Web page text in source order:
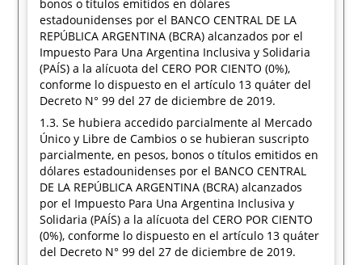
bonos o títulos emitidos en dólares
estadounidenses por el BANCO CENTRAL DE LA
REPÚBLICA ARGENTINA (BCRA) alcanzados por el
Impuesto Para Una Argentina Inclusiva y Solidaria
(PAÍS) a la alícuota del CERO POR CIENTO (0%),
conforme lo dispuesto en el artículo 13 quáter del
Decreto N° 99 del 27 de diciembre de 2019.
1.3. Se hubiera accedido parcialmente al Mercado
Único y Libre de Cambios o se hubieran suscripto
parcialmente, en pesos, bonos o títulos emitidos en
dólares estadounidenses por el BANCO CENTRAL
DE LA REPÚBLICA ARGENTINA (BCRA) alcanzados
por el Impuesto Para Una Argentina Inclusiva y
Solidaria (PAÍS) a la alícuota del CERO POR CIENTO
(0%), conforme lo dispuesto en el artículo 13 quáter
del Decreto N° 99 del 27 de diciembre de 2019.